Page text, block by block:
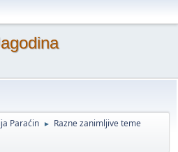
Paraćin ► Razne zanimljive teme